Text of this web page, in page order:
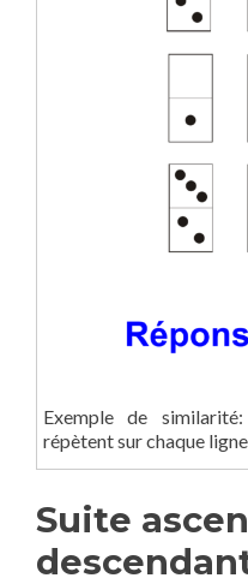
Exemple de
répètent sur chaque
Suite